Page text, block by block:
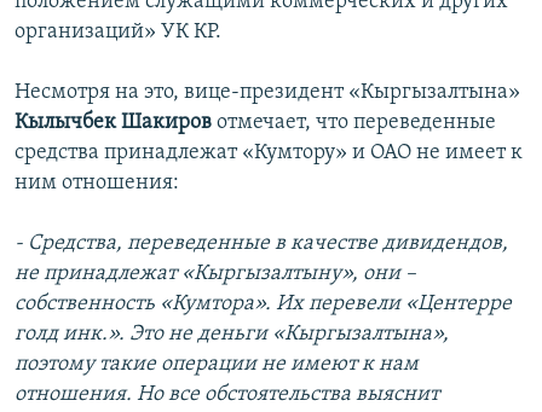
организаций» УК КР.
Несмотря на это, вице-президент «Кыргызалтына»
Кылычбек Шакиров отмечает, что переведенные
средства принадлежат «Кумтору» и ОАО не имеет к
ним отношения:
- Средства, переведенные в качестве дивидендов,
не принадлежат «Кыргызалтыну», они –
собственность «Кумтора». Их перевели «Центерре
голд инк.». Это не деньги «Кыргызалтына»,
поэтому такие операции не имеют к нам
отношения. Но все обстоятельства выяснит